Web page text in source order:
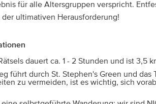
für alle Altersgruppen verspricht.
der ultimativen Herausforderung!
dauert ca. 1 - 2 Stunden und ist 3,5
führt durch St. Stephen's Green und das
zu vermeiden, ist es wichtig, sich